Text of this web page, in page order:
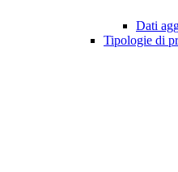
Dati
Tipologie di